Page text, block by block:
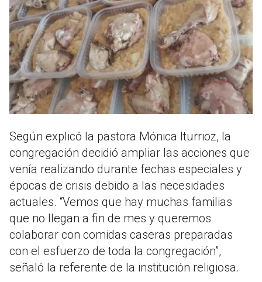
Según explicó la pastora Mónica Iturrioz, la
congregación decidió ampliar las acciones que
venía realizando durante fechas especiales y
épocas de crisis debido a las necesidades
actuales. “Vemos que hay muchas familias
que no llegan a fin de mes y queremos
colaborar con comidas caseras preparadas
con el esfuerzo de toda la congregación”,
señaló la referente de la institución religiosa.